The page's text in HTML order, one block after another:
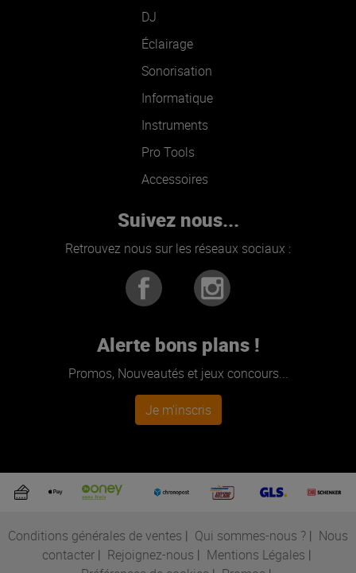
DJ
Éclairage
Sonorisation
Informatique
Instruments
Pro Tools
Accessoires
Suivez nous...
Retrouvez nous sur les réseaux sociaux :
Alerte bons plans !
Promos, Nouveautés et jeux concours...
Je m'inscris
Conditions générales de ventes | Qui sommes-nous ? | Nous
contacter| Rejoignez-nous | Mentions Légales |